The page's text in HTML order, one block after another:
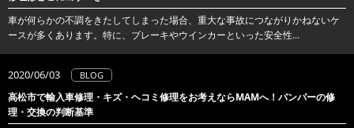
車が何らかの不調をきたしてしまった場合、重大な事故につながりかねないケ
ースが多くあります。特に、ブレーキやウインカーといった安全性...
2020/06/03 BLOG
高松市で輸入車修理・キズ・ヘコミ修理をお考えならMAMへ！バンパーの修
理・交換の判断基準